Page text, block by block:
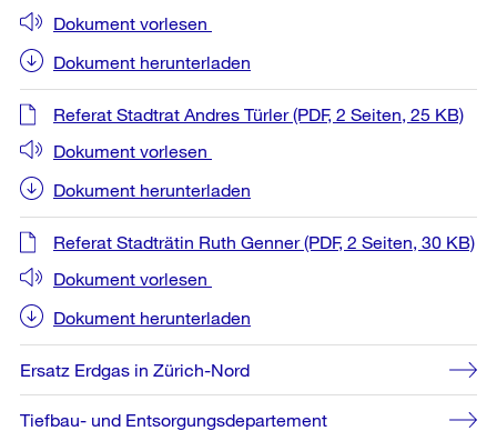
Dokument vorlesen
Dokument herunterladen
Referat Stadtrat Andres Türler(PDF, 2 Seiten, 25 KB)
Dokument vorlesen
Dokument herunterladen
Referat Stadträtin Ruth Genner(PDF, 2 Seiten, 30 KB)
Dokument vorlesen
Dokument herunterladen
Ersatz Erdgas in Zürich-Nord
Tiefbau- und Entsorgungsdepartement